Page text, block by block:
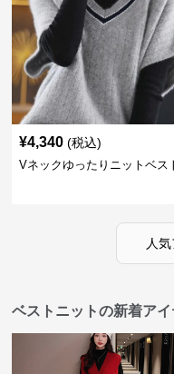
¥4,340 (税込)
Vネックゆったりニットベス
人
ベストニットの新着アイ